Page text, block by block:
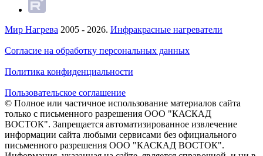
Мир Нагрева 2005 - 2026. Инфракрасные нагреватели
Согласие на обработку персональных данных
Политика конфиденциальности
Пользовательское соглашение
© Полное или частичное использование материалов сайта
только с письменного разрешения ООО "КАСКАД
ВОСТОК". Запрещается автоматизированное извлечение
информации сайта любыми сервисами без официального
письменного разрешения ООО "КАСКАД ВОСТОК".